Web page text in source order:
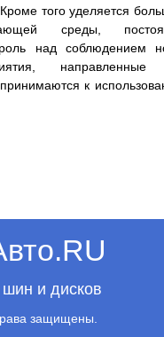
того уделяется
среды,
над соблюдением
к
шин и дисков
защищены.